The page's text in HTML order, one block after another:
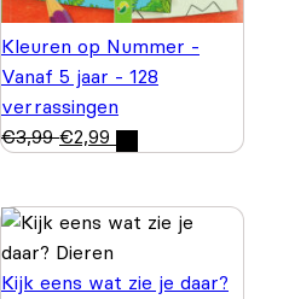
Kleuren op Nummer -
Vanaf 5 jaar - 128
verrassingen
€3,99 €2,99
Kijk eens wat zie je daar?